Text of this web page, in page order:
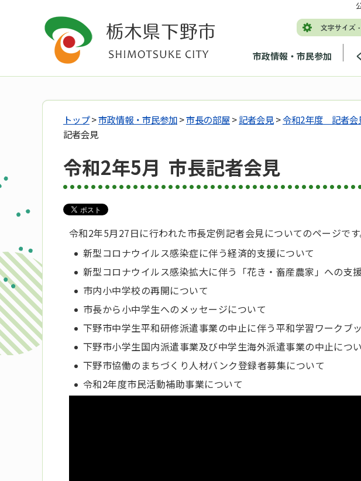
市政情報・市民参加
トップ>市政情報・市民参加>市長の部屋>記者会見>令和2年度 記者会
記者会見
令和2年5月 市長記者会見
令和2年5月27日に行われた市長定例記者会見についてのページです
新型コロナウイルス感染症に伴う経済的支援について
新型コロナウイルス感染拡大に伴う「花き・畜産農家」への支
市内小中学校の再開について
市長から小中学生へのメッセージについて
下野市中学生平和研修派遣事業の中止に伴う平和学習ワークブ
下野市小学生国内派遣事業及び中学生海外派遣事業の中止につ
下野市協働のまちづくり人材バンク登録者募集について
令和2年度市民活動補助事業について